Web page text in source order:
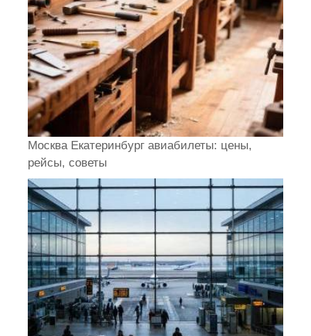
Москва Екатеринбург авиабилеты: цены,
рейсы, советы